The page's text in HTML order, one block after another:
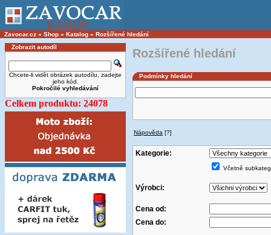
Zavocar.cz » Shop » Katalog » Rozšířené hledání
Zobrazit autodíl
Chcete-li vidět obrázek autodílu, zadejte
jeho kód.
Pokročilé vyhledávání
Celkem produktu: 24078
Rozšířené hledání
Podmínky hledání
Nápověda [?]
Kategorie:
Včetně
Výrobci:
Cena od:
Cena do: